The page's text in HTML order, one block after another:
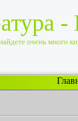
очень много